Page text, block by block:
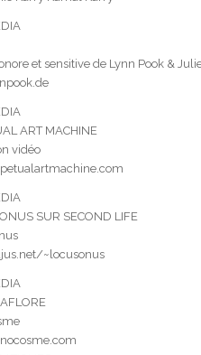
et sensitive de Lynn Pook &
ART MACHINE
vidéo
SUR SECOND LIFE
~locusonus
Sonique